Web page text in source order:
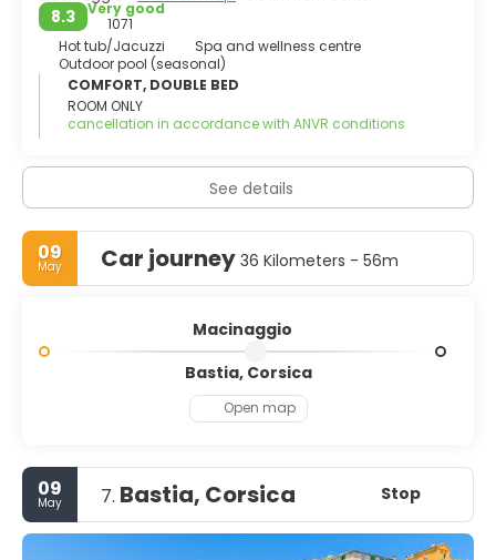
Macinaggio provides an ideal base to explore the
untamed north of the island and immerse yourself in its
laid-back Corsican charm.
8.3
Very good
1071
Hot tub/Jacuzzi
Spa and wellness centre
Outdoor pool (seasonal)
COMFORT, DOUBLE BED
ROOM ONLY
cancellation in accordance with ANVR conditions
See details
09
May Car journey 36 Kilometers - 56m
Macinaggio
Bastia, Corsica
Open map
09
May 7. Bastia, Corsica Stop